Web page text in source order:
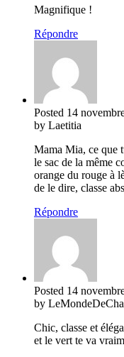
Magnifique !
Répondre
Posted 14
by Laetitia
Mama Mia, ce que
le sac de la même
orange du rouge à
de le dire, classe
Répondre
Posted 14
by
Chic, classe et
et le vert te va